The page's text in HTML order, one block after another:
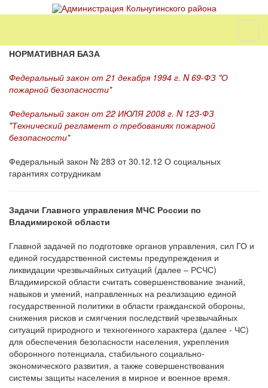
НОРМАТИВНАЯ БАЗА
Федеральный закон от 21 декабря 1994 г. N 69-ФЗ "О
пожарной безопасности"
Федеральный закон от 22 ИЮЛЯ 2008 г. N 123-ФЗ
"Технический регламент о требованиях пожарной
безопасности"
Федеральный закон № 283 от 30.12.12 О социальных
гарантиях сотрудникам
Задачи Главного управления МЧС России по
Владимирской области
Главной задачей по подготовке органов управления, сил ГО и
единой государственной системы предупреждения и
ликвидации чрезвычайных ситуаций (далее – РСЧС)
Владимирской области считать совершенствование знаний,
навыков и умений, направленных на реализацию единой
государственной политики в области гражданской обороны,
снижения рисков и смягчения последствий чрезвычайных
ситуаций природного и техногенного характера (далее - ЧС)
для обеспечения безопасности населения, укрепления
оборонного потенциала, стабильного социально-
экономического развития, а также совершенствования
системы защиты населения в мирное и военное время.